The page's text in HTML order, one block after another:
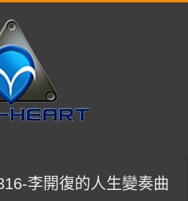
李開復的人生變奏曲